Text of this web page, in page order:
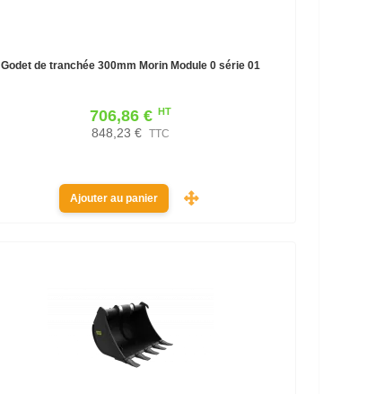
Godet de tranchée 300mm Morin Module 0 série 01
706,86 € HT
848,23 € TTC
Ajouter au panier